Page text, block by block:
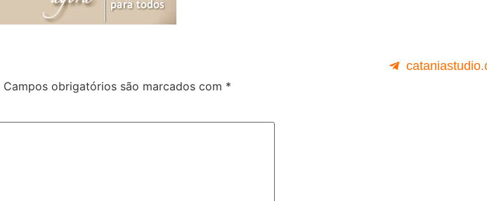
Campos obrigatórios são marcados com *